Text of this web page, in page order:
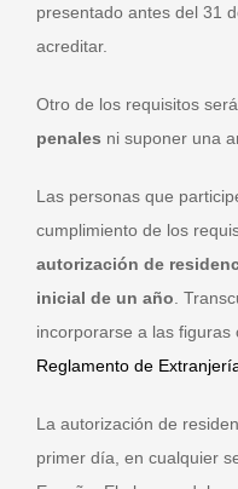
presentado antes del 31
acreditar.
Otro de los requisitos será
penales ni suponer una
Las personas que
cumplimiento de los
autorización de
inicial de un año .
incorporarse a las
Reglamento de
La autorización de
primer día, en cualquier